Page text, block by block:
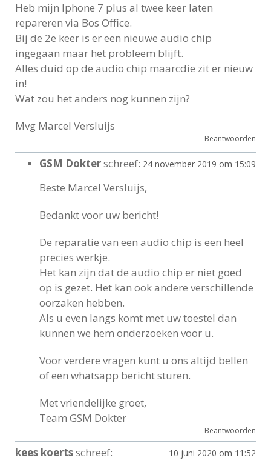
Heb mijn Iphone 7 plus al twee keer laten
repareren via Bos Office.
Bij de 2e keer is er een nieuwe audio chip
ingegaan maar het probleem blijft.
Alles duid op de audio chip maarcdie zit er nieuw
in!
Wat zou het anders nog kunnen zijn?
Mvg Marcel Versluijs
Beantwoorden
GSM Dokterschreef: 24 november 2019 om 15:09
Beste Marcel Versluijs,
Bedankt voor uw bericht!
De reparatie van een audio chip is een heel
precies werkje.
Het kan zijn dat de audio chip er niet goed
op is gezet. Het kan ook andere verschillende
oorzaken hebben.
Als u even langs komt met uw toestel dan
kunnen we hem onderzoeken voor u.
Voor verdere vragen kunt u ons altijd bellen
of een whatsapp bericht sturen.
Met vriendelijke groet,
Team GSM Dokter
Beantwoorden
kees koertsschreef: 10 juni 2020 om 11:52